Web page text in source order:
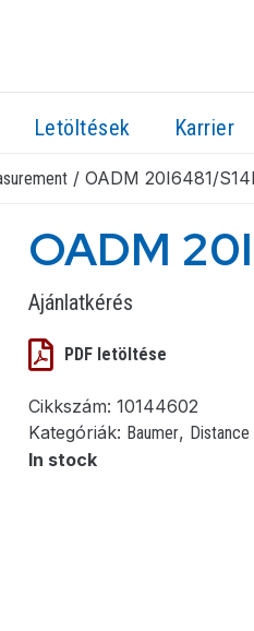
Letöltések Karrier
/ OADM 20I6481/
OADM
Ajánlatkérés
PDF letöltése
Cikkszám:10144602
Kategóriák: Baumer,
In stock